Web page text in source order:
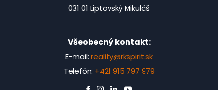
031 01 Liptovský Mikuláš
Všeobecný kontakt:
E-mail: reality@rkspirit.sk
Telefón: +421 915 797 979